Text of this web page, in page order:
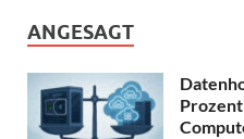
ANGESAGT